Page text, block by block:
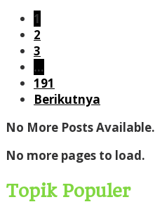
1
2
3
…
191
Berikutnya
No More Posts Available.
No more pages to load.
Topik Populer